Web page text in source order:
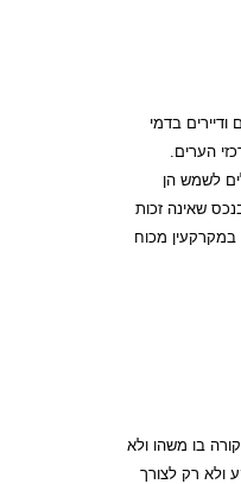
בדמי
הערים.
לשמש הן
שאינה זכות
במקרקעין מכוח
בו משהו ולא
ולא רק לצורך